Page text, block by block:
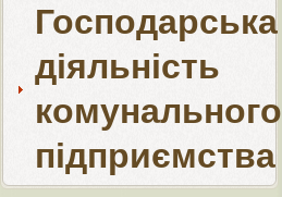
Господарська
діяльність
комунального
підприємства